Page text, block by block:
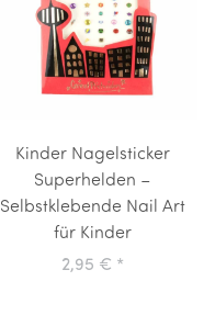
Kinder Nagelsticker
Superhelden –
Selbstklebende Nail Art
für Kinder
2,95 € *